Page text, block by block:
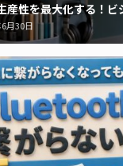
産性を最大化する！
月30日